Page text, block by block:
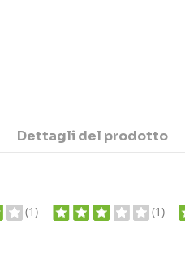
Dettagli del prodotto
(1) (1)